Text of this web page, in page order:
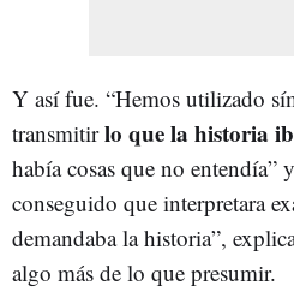
Y así fue. “Hemos utilizado
transmitirlo que la historia
había cosas que no entendía”
conseguido que interpretara
demandaba la historia”,
algo más de lo que presumir.